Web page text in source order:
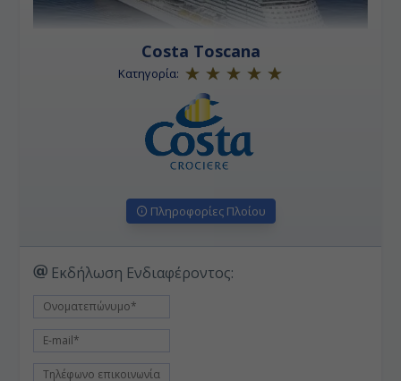
Costa Toscana
Κατηγορία:
Πληροφορίες Πλοίου
Εκδήλωση Ενδιαφέροντος: